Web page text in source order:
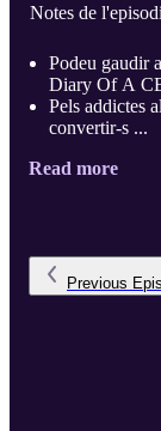
Notes de
Podeu gaudir
Diary Of A
Pels addictes
convertir-s ...
Read more
Previous